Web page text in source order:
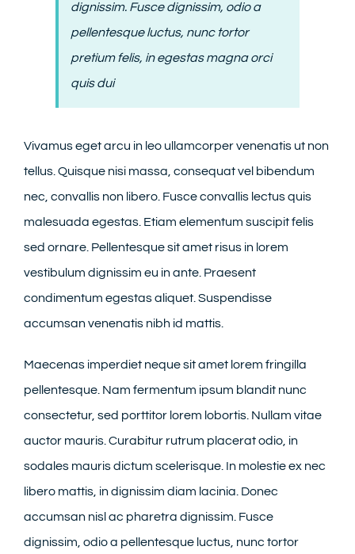
dignissim. Fusce dignissim, odio a
pellentesque luctus, nunc tortor
pretium felis, in egestas magna orci
quis dui
Vivamus eget arcu in leo ullamcorper venenatis ut non
tellus. Quisque nisi massa, consequat vel bibendum
nec, convallis non libero. Fusce convallis lectus quis
malesuada egestas. Etiam elementum suscipit felis
sed ornare. Pellentesque sit amet risus in lorem
vestibulum dignissim eu in ante. Praesent
condimentum egestas aliquet. Suspendisse
accumsan venenatis nibh id mattis.
Maecenas imperdiet neque sit amet lorem fringilla
pellentesque. Nam fermentum ipsum blandit nunc
consectetur, sed porttitor lorem lobortis. Nullam vitae
auctor mauris. Curabitur rutrum placerat odio, in
sodales mauris dictum scelerisque. In molestie ex nec
libero mattis, in dignissim diam lacinia. Donec
accumsan nisl ac pharetra dignissim. Fusce
dignissim, odio a pellentesque luctus, nunc tortor